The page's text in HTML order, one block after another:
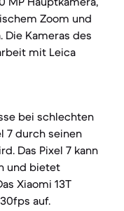
Zoom und
Die Kameras des
mit Leica
bei schlechten
7 durch seinen
Das Pixel 7 kann
und bietet
Xiaomi 13T
auf.